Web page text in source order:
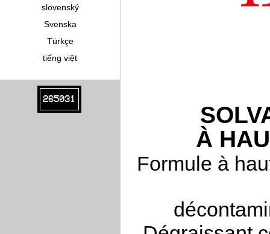
slovenský
Svenska
Türkçe
tiếng việt
265031
À
Formule à